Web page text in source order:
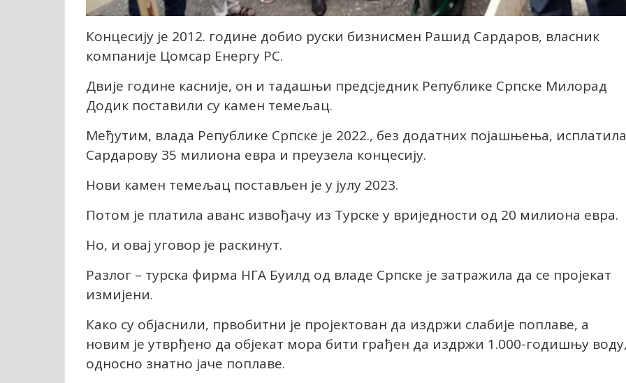
Концесију је 2012. године добио руски бизнисмен Рашид Сардаров, власник
компаније Цомсар Енергy РС.
Двије године касније, он и тадашњи предсједник Републике Српске Милорад
Додик поставили су камен темељац.
Међутим, влада Републике Српске је 2022., без додатних појашњења, исплатила
Сардарову 35 милиона евра и преузела концесију.
Нови камен темељац постављен је у јулу 2023.
Потом је платила аванс извођачу из Турске у вриједности од 20 милиона евра.
Но, и овај уговор је раскинут.
Разлог – турска фирма НГА Буилд од владе Српске је затражила да се пројекат
измијени.
Како су објаснили, првобитни је пројектован да издржи слабије поплаве, а
новим је утврђено да објекат мора бити грађен да издржи 1.000-годишњу
односно знатно јаче поплаве.